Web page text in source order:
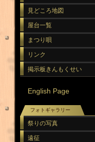
見どころ地図
屋台一覧
まつり唄
リンク
掲示板きんもくせい
English Page
フォトギャラリー
祭りの写真
遠征